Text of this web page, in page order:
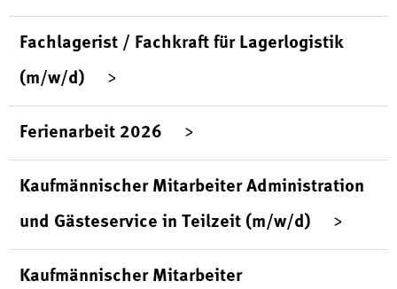
Fachlagerist / Fachkraft für Lagerlogistik
(m/w/d)
Ferienarbeit 2026
Kaufmännischer Mitarbeiter Administration
und Gästeservice in Teilzeit (m/w/d)
Kaufmännischer Mitarbeiter